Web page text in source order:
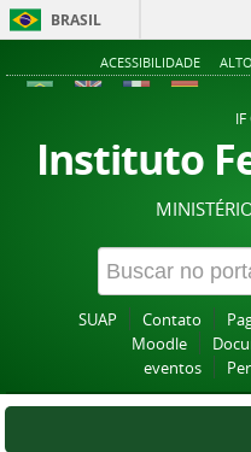
BRASIL
ACESSIBILIDADE
Instituto
SUAP Contato
Moodle
eventos